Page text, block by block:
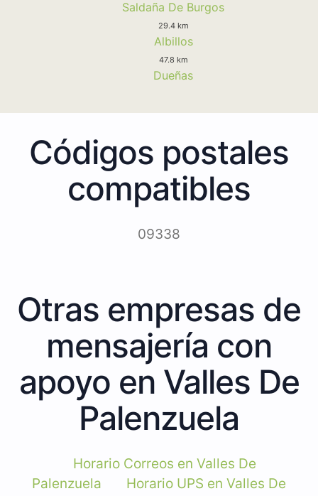
Saldaña De Burgos
29.4 km
Albillos
47.8 km
Dueñas
Códigos postales
compatibles
09338
Otras empresas de
mensajería con
apoyo en Valles De
Palenzuela
Horario Correos en Valles De
Palenzuela
Horario UPS en Valles De